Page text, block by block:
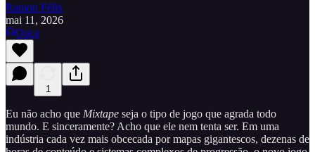
Ramon Félix
mai 11, 2026
Ouça
1
Eu não acho que Mixtape seja o tipo de jogo que agrada todo
mundo. E sinceramente? Acho que ele nem tenta ser. Em uma
indústria cada vez mais obcecada por mapas gigantescos, dezenas de